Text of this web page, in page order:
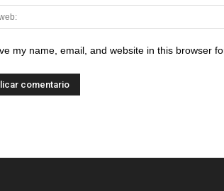
my name, email, and website in this browser